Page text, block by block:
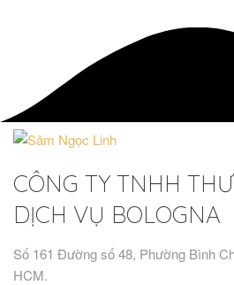
CÔNG TY TNHH
DỊCH VỤ BOLOGNA
Số 161 Đường số 48, Phường Bình
HCM.